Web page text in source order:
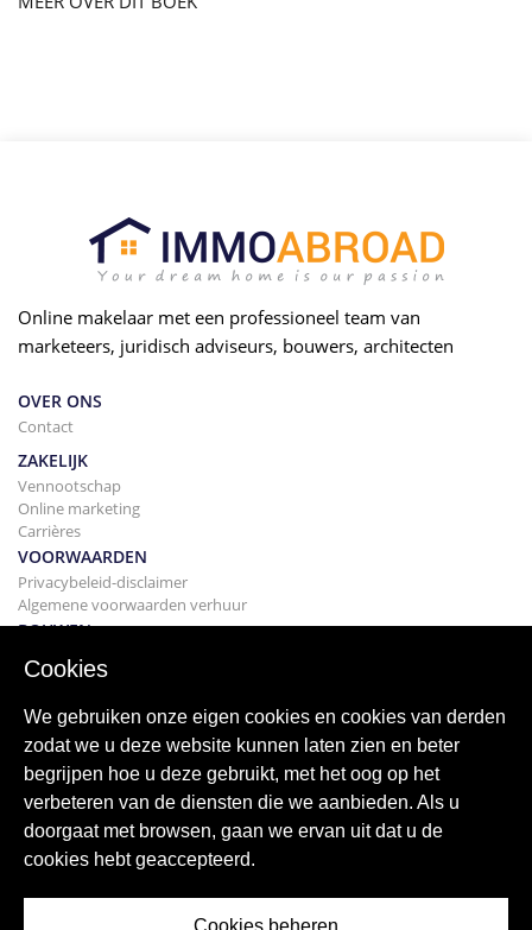
Online makelaar met een professioneel team van
marketeers, juridisch adviseurs, bouwers, architecten
OVER ONS
Contact
ZAKELIJK
Vennootschap
Online marketing
Carrières
VOORWAARDEN
Privacybeleid-disclaimer
Algemene voorwaarden verhuur
BOUWEN
Projecten
Uw huis kopen
Verkopen
Hypotheek
Zoekservice
BLOGGEN
bloggen
Wereldwijde regio's
Cookies
We gebruiken onze eigen cookies en cookies van derden
zodat we u deze website kunnen laten zien en beter
begrijpen hoe u deze gebruikt, met het oog op het
verbeteren van de diensten die we aanbieden. Als u
doorgaat met browsen, gaan we ervan uit dat u de
cookies hebt geaccepteerd.
Cookies beheren